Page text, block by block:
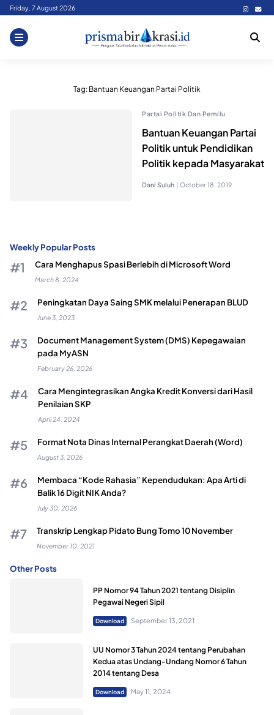
Skip
content
Friday, 7 August 2026
Tag: Bantuan Keuangan Partai Politik
Partai Politik Dan Pemilu
Bantuan Keuangan Partai
Politik untuk Pendidikan
Politik kepada Masyarakat
Dani Suluh | October 18, 2019
Weekly Popular Posts
Cara Menghapus Spasi Berlebih di Microsoft Word
March 8, 2024
Peningkatan Daya Saing SMK melalui Penerapan BLUD
June 3, 2023
Document Management System (DMS) Kepegawaian
pada MyASN
February 26, 2026
Cara Mengintegrasikan Angka Kredit Konversi dari Hasil
Penilaian SKP
April 24, 2024
Format Nota Dinas Internal Perangkat Daerah (Word)
August 3, 2026
Membaca “Kode Rahasia” Kependudukan: Apa Arti di
Balik 16 Digit NIK Anda?
July 30, 2026
Transkrip Lengkap Pidato Bung Tomo 10 November
November 10, 2021
Other Posts
PP Nomor 94 Tahun 2021 tentang Disiplin
Pegawai Negeri Sipil
Download September 13, 2021
UU Nomor 3 Tahun 2024 tentang Perubahan
Kedua atas Undang-Undang Nomor 6 Tahun
2014 tentang Desa
Download May 11, 2024